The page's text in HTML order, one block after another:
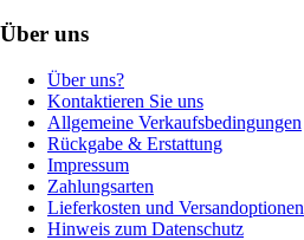
Über uns
Über uns?
Kontaktieren Sie uns
Allgemeine Verkaufsbedingungen
Rückgabe & Erstattung
Impressum
Zahlungsarten
Lieferkosten und Versandoptionen
Hinweis zum Datenschutz